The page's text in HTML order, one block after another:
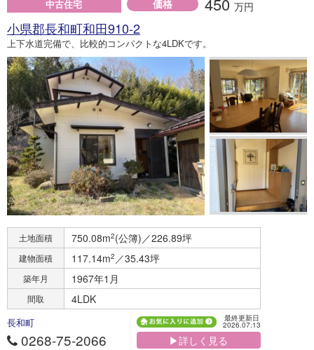
中古住宅 価格 万円
小県郡長和町和田910-2
上下水道完備で、比較的コンパクトな4LDKです。
土地面積 750.08m2(公簿)／226.89坪
建物面積 117.14m2 ／35.43坪
築年月 1967年1月
間取 4LDK
長和町
0268-75-2066
最終更新日
2026.07.13
▶詳しく見る